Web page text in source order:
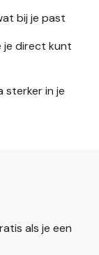
bij je past
je direct kunt
sterker in je
als je een